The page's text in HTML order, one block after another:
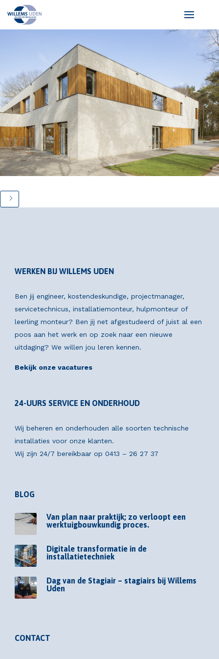
WERKEN BIJ WILLEMS UDEN
Ben jij engineer, kostendeskundige, projectmanager,
servicetechnicus, installatiemonteur, hulpmonteur of
leerling monteur? Ben jij net afgestudeerd of juist al een
poos aan het werk en op zoek naar een nieuwe
uitdaging? We willen jou leren kennen.
Bekijk onze vacatures
24-UURS SERVICE EN ONDERHOUD
Wij beheren en onderhouden alle soorten technische
installaties voor onze klanten.
Wij zijn 24/7 bereikbaar op 0413 – 26 27 37
BLOG
Van plan naar praktijk; zo verloopt een
werktuigbouwkundig proces.
Digitale transformatie in de
installatietechniek
Dag van de Stagiair – stagiairs bij Willems
Uden
CONTACT